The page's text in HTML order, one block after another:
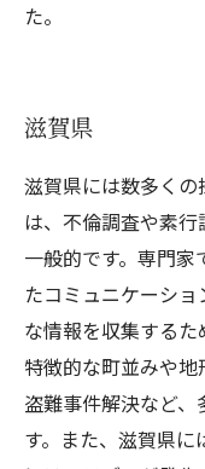
た。
滋賀県
滋賀県には数多く
は、不倫調査や素
一般的です。専門
たコミュニケーシ
な情報を収集する
特徴的な町並みや
盗難事件解決など
す。また、滋賀県